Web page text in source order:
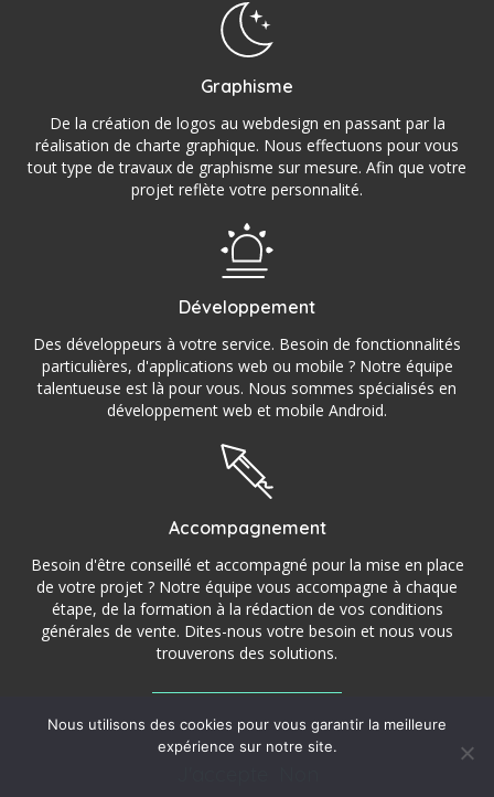
Graphisme
De la création de logos au webdesign en passant par la
réalisation de charte graphique. Nous effectuons pour vous
tout type de travaux de graphisme sur mesure. Afin que votre
projet reflète votre personnalité.
Développement
Des développeurs à votre service. Besoin de fonctionnalités
particulières, d'applications web ou mobile ? Notre équipe
talentueuse est là pour vous. Nous sommes spécialisés en
développement web et mobile Android.
Accompagnement
Besoin d'être conseillé et accompagné pour la mise en place
de votre projet ? Notre équipe vous accompagne à chaque
étape, de la formation à la rédaction de vos conditions
générales de vente. Dites-nous votre besoin et nous vous
trouverons des solutions.
©2016 – 2022 StoryCom – Agence de communication,
💬
Nous utilisons des cookies pour vous garantir la meilleure
expérience sur notre site.